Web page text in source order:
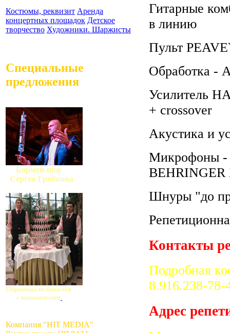
Костюмы, реквизит Аренда
концертных площадок Детское
творчество Художники. Шаржисты
Специальные
предложения
Бармен-шоу
Сергея Грибкова
Пирамида из бокалов
с шампанским
Компания "HIT MEDIA"
Гитарные
в линию
Пульт
Обработка -
Усилитель
+ crossover
Акустика и
Микрофоны -
BEHRINGER
Шнуры "до
Контакты
Подробная
8.916.238-78-
Адрес